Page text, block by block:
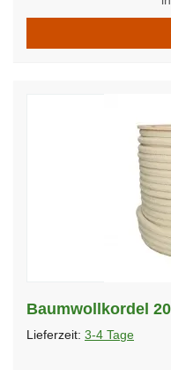
Baumwollkordel
Lieferzeit: 3-4 Tage